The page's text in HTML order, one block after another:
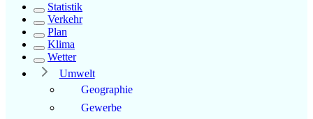
Statistik
Verkehr
Plan
Klima
Wetter
Umwelt
Geographie
Gewerbe